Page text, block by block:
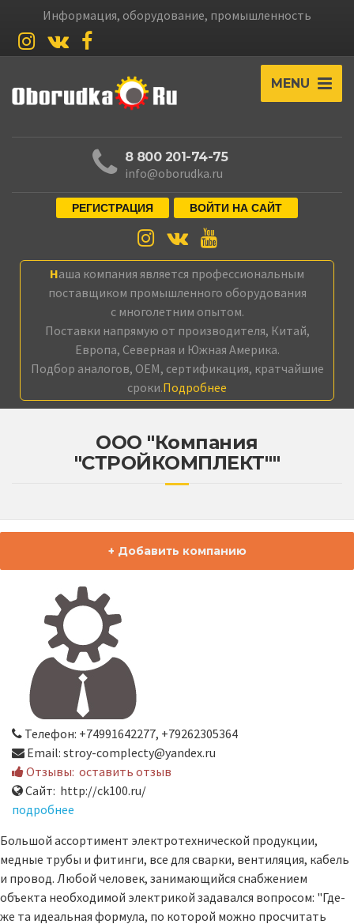
Информация, оборудование, промышленность
MENU
8 800 201-74-75
info@oborudka.ru
РЕГИСТРАЦИЯ ВОЙТИ НА САЙТ
Наша компания является профессиональным
поставщиком промышленного оборудования
с многолетним опытом.
Поставки напрямую от производителя, Китай,
Европа, Северная и Южная Америка.
Подбор аналогов, OEM, сертификация, кратчайшие
сроки.Подробнее
ООО "Компания
"СТРОЙКОМПЛЕКТ""
+ Добавить компанию
Телефон: +74991642277, +79262305364
Email: stroy-complecty@yandex.ru
Отзывы: оставить отзыв
Сайт: http://ck100.ru/
подробнее
Большой ассортимент электротехнической продукции,
медные трубы и фитинги, все для сварки, вентиляция, кабель
и провод. Любой человек, занимающийся снабжением
объекта необходимой электрикой задавался вопросом: "Где-
же та идеальная формула, по которой можно просчитать